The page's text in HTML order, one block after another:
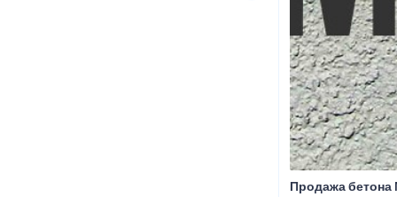
Продажа